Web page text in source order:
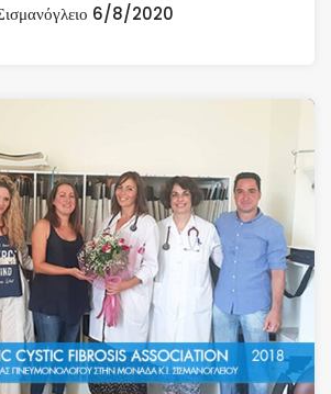
6/8/2020